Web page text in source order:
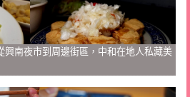
興南夜市到周邊街區，中和在地人私藏美